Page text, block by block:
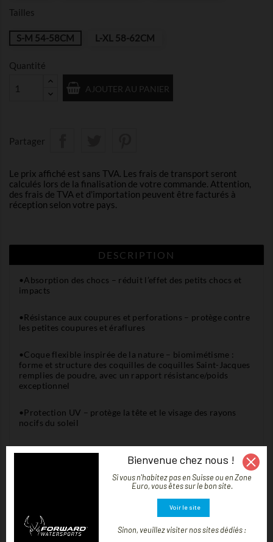
Tailles
S-M 54-58CM L-XL 58-62CM
Quantité
AJOUTER AU PANIER
Partager
Le prix affiché est sans TVA. Les frais de transport seront
calculés lors de la finalisation de votre commande. Attention,
des frais de TVA et d'importation peuvent être facturés à
réception selon votre pays.
DESCRIPTION
•Absorption des chocs – réduit l’effet des petits chocs et
impacts
•Résistance aux coupures et perforations – protège contre
les petites coupures et éraflures
•Coque flexible inspirée de la nature – biomimétisme :
forme et structure des coquilles de coquilles Saint-Jacques
remplies de poudre, avec un rapport résistance/poids
exceptionnel
•Protection UV – protège la tête et le visage des rayons
nocifs du soleil
•Visière en liège pour plus de flottabilité
•Double système de réglage arrière pour un ajustement
•Design léger – confortable pour un port prolongé sans
encombrement
Bienvenue chez nous !
Sinon, veuillez visiter nos sites dédiés :
Si vous n'habitez pas en Suisse ou en Zone
Euro, vous êtes sur le bon site.
Voir le site